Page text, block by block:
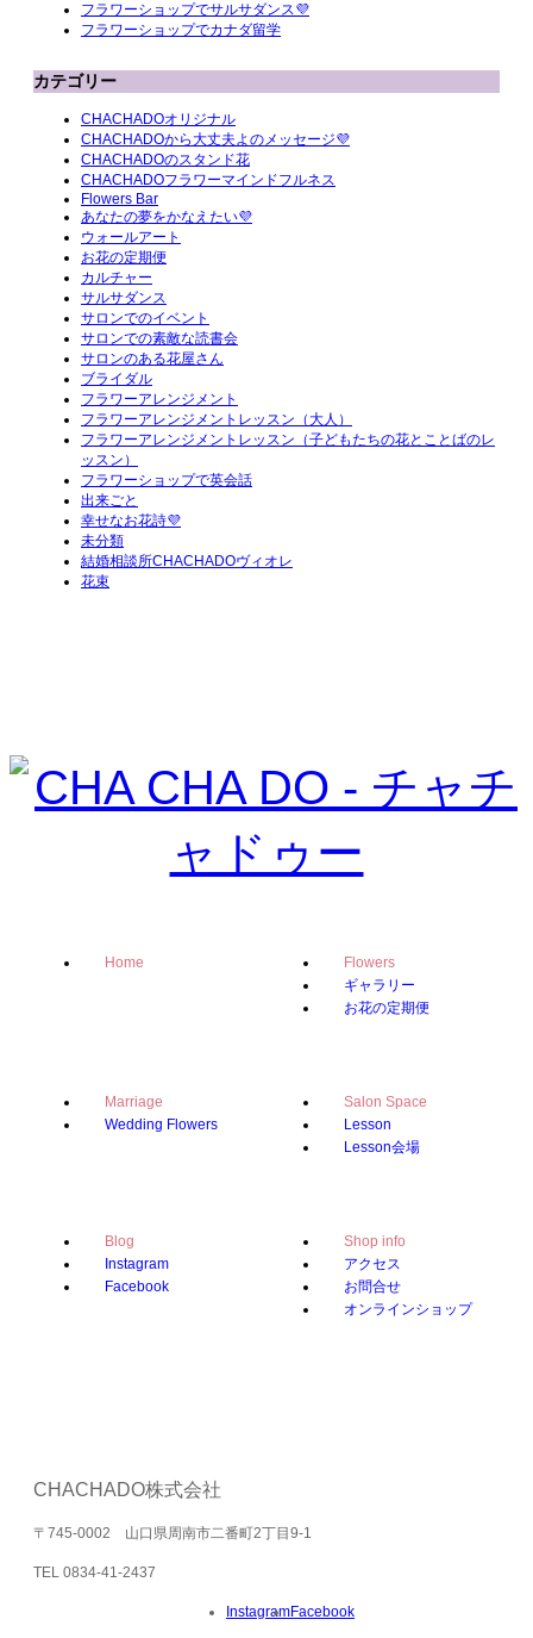
フラワーショップでサルサダンス💜
フラワーショップでカナダ留学
カテゴリー
CHACHADOオリジナル
CHACHADOから大丈夫よのメッセージ💜
CHACHADOのスタンド花
CHACHADOフラワーマインドフルネス
Flowers Bar
あなたの夢をかなえたい💜
ウォールアート
お花の定期便
カルチャー
サルサダンス
サロンでのイベント
サロンでの素敵な読書会
サロンのある花屋さん
ブライダル
フラワーアレンジメント
フラワーアレンジメントレッスン（大人）
フラワーアレンジメントレッスン（子どもたちの花とことばのレ
ッスン）
フラワーショップで英会話
出来ごと
幸せなお花詩💜
未分類
結婚相談所CHACHADOヴィオレ
花束
Home
Flowers
ギャラリー
お花の定期便
Marriage
Wedding Flowers
Salon Space
Lesson
Lesson会場
Blog
Instagram
Facebook
Shop info
アクセス
お問合せ
オンラインショップ
CHACHADO株式会社
〒745-0002 山口県周南市二番町2丁目9-1
TEL 0834-41-2437
Facebook
Instagram